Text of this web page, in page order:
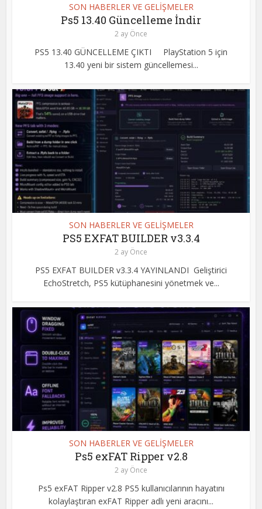
SON HABERLER VE GELİŞMELER
Ps5 13.40 Güncelleme İndir
2 ay Önce
PS5 13.40 GÜNCELLEME ÇIKTI PlayStation 5 için
13.40 yeni bir sistem güncellemesi...
SON HABERLER VE GELİŞMELER
PS5 EXFAT BUILDER v3.3.4
2 ay Önce
PS5 EXFAT BUILDER v3.3.4 YAYINLANDI Geliştirici
EchoStretch, PS5 kütüphanesini yönetmek ve...
SON HABERLER VE GELİŞMELER
Ps5 exFAT Ripper v2.8
2 ay Önce
Ps5 exFAT Ripper v2.8 PS5 kullanıcılarının hayatını
kolaylaştıran exFAT Ripper adlı yeni aracını...